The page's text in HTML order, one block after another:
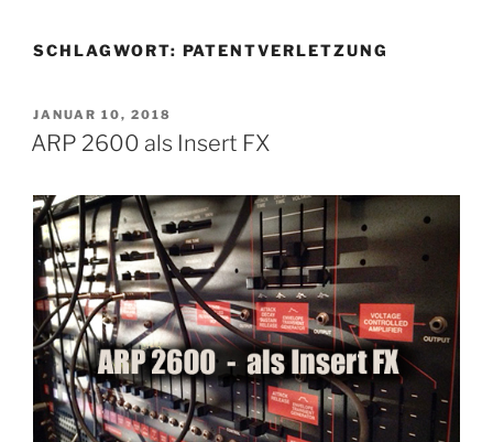
SCHLAGWORT: PATENTVERLETZUNG
VERÖFFENTLICHT
AM
JANUAR 10, 2018
ARP 2600 als Insert FX